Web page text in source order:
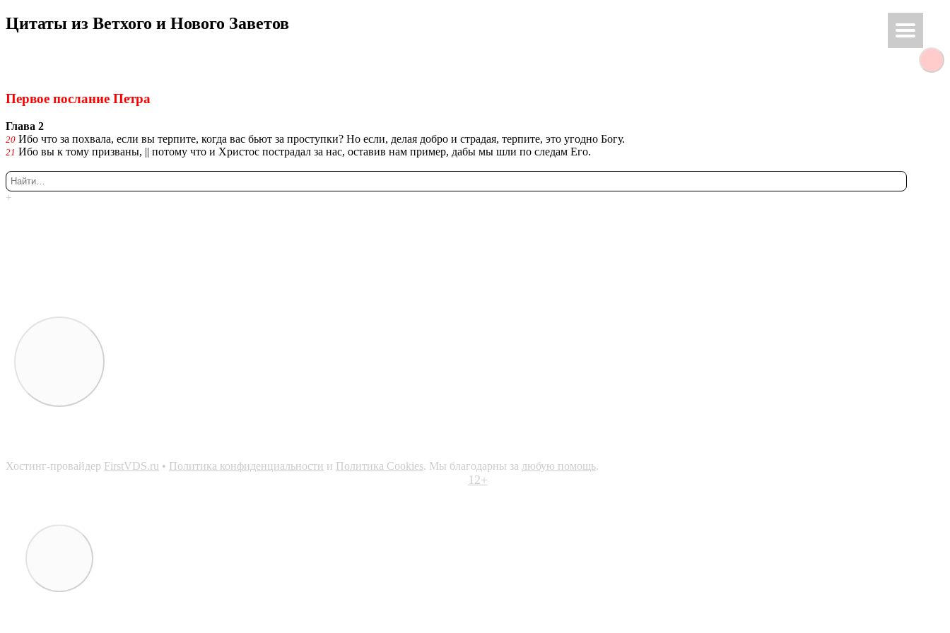
Ки́рие эле́йсон
Ци­та­ты из Вет­хо­го и Но­во­го За­ве­тов
Пер­вое по­сла­ние Петра
Глава 2
20 Ибо что за по­хва­ла, если вы тер­пи­те, когда вас бьют за про­ступ­ки? Но если, делая добро и стра­дая, тер­пи­те, это угод­но Богу.
21 Ибо вы к тому при­зва­ны, || по­то­му что и Хри­стос по­стра­дал за нас, оста­вив нам при­мер, дабы мы шли по сле­дам Его.
+
Хостинг-провайдер FirstVDS.ru • Политика конфиденциальности и Политика Cookies. Мы благодарны за любую помощь.
12+